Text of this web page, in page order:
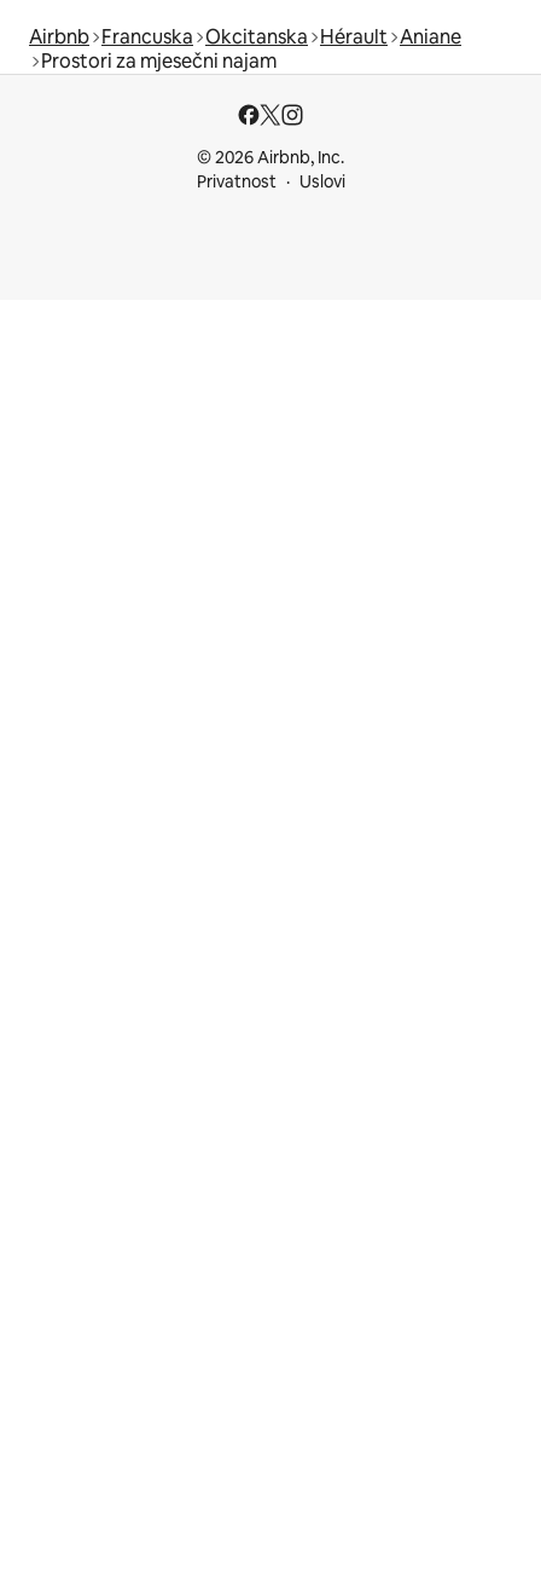
Airbnb Francuska Okcitanska Hérault Aniane
Prostori za mjesečni najam
© 2026 Airbnb, Inc.
Privatnost
Uslovi